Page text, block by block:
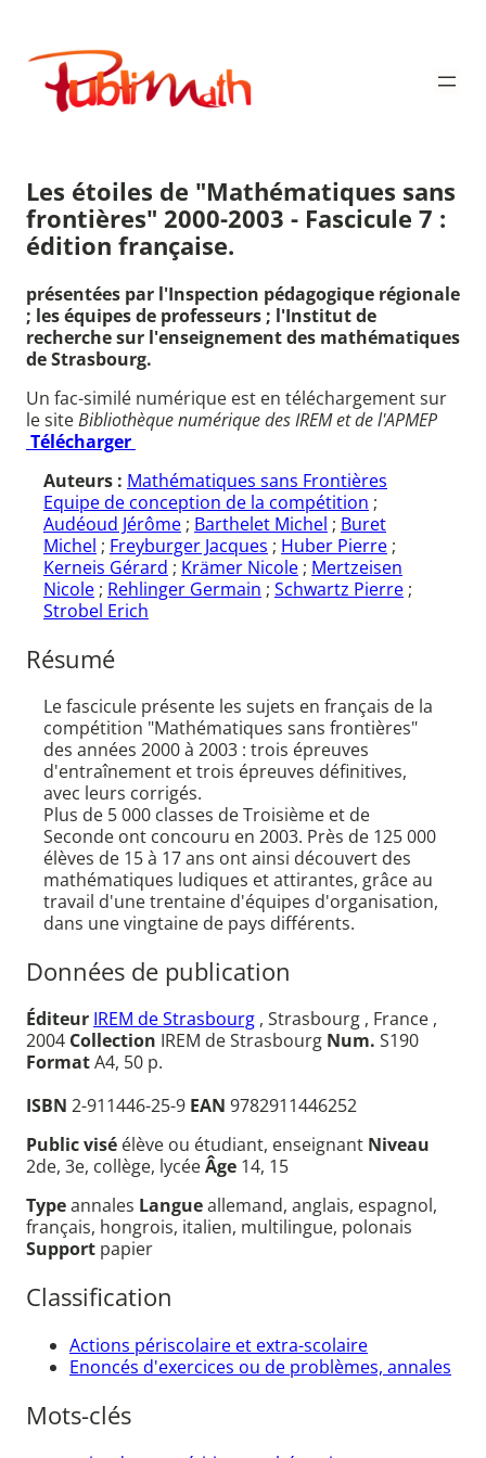
contenu
Publimath
Les étoiles de "Mathématiques sans
frontières" 2000-2003 - Fascicule 7 :
édition française.
présentées par l'Inspection pédagogique régionale
; les équipes de professeurs ; l'Institut de
recherche sur l'enseignement des mathématiques
de Strasbourg.
Un fac-similé numérique est en téléchargement sur
le siteBibliothèque numérique des IREM et de l'APMEP
Télécharger
Auteurs : Mathématiques sans Frontières
Equipe de conception de la compétition ;
Audéoud Jérôme ; Barthelet Michel ; Buret
Michel ; Freyburger Jacques ; Huber Pierre ;
Kerneis Gérard ; Krämer Nicole ; Mertzeisen
Nicole ; Rehlinger Germain ; Schwartz Pierre ;
Strobel Erich
Résumé
Le fascicule présente les sujets en français de la
compétition "Mathématiques sans frontières"
des années 2000 à 2003 : trois épreuves
d'entraînement et trois épreuves définitives,
avec leurs corrigés.
Plus de 5 000 classes de Troisième et de
Seconde ont concouru en 2003. Près de 125 000
élèves de 15 à 17 ans ont ainsi découvert des
mathématiques ludiques et attirantes, grâce au
travail d'une trentaine d'équipes d'organisation,
dans une vingtaine de pays différents.
Données de publication
Éditeur IREM de Strasbourg , Strasbourg , France ,
2004 Collection IREM de Strasbourg Num. S190
FormatA4, 50 p.
ISBN 2-911446-25-9 EAN 9782911446252
Public visé élève ou étudiant, enseignant Niveau
2de, 3e, collège, lycéeÂge 14, 15
Typeannales Langueallemand, anglais, espagnol,
français, hongrois, italien, multilingue, polonais
Support papier
Classification
Actions périscolaire et extra-scolaire
Enoncés d'exercices ou de problèmes, annales
Mots-clés